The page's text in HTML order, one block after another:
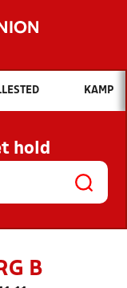
vil du søge efter?
OG NYHEDER
OG
KAMP
hold
B